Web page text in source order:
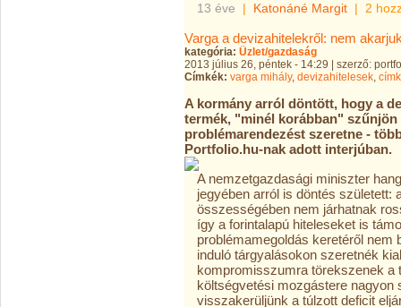
13 éve | Katonáné Margit | 2
Varga a devizahitelekről: nem
kategória: Üzlet/gazdaság
2013 július 26, péntek - 14:29 | szerző:
Címkék: varga mihály, devizahitelesek,
A kormány arról döntött, hogy a
termék, "minél korábban"
problémarendezést szeretne -
Portfolio.hu-nak adott interjúban.
A nemzetgazdasági miniszter
jegyében arról is döntés született:
összességében nem járhatnak
így a forintalapú hiteleseket is
problémamegoldás keretéről nem
induló tárgyalásokon szeretnék
kompromisszumra törekszenek a
költségvetési mozgástere nagyon
visszakerüljünk a túlzott deficit